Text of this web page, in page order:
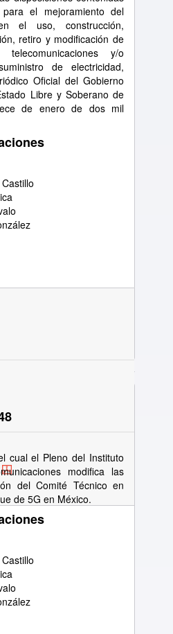
el mejoramiento del
el uso, construcción,
retiro y modificación de
y/o
de electricidad,
Oficial del Gobierno
Libre y Soberano de
de enero de dos mil
cual el Pleno del Instituto
modifica las
del Comité Técnico en
de 5G en México.